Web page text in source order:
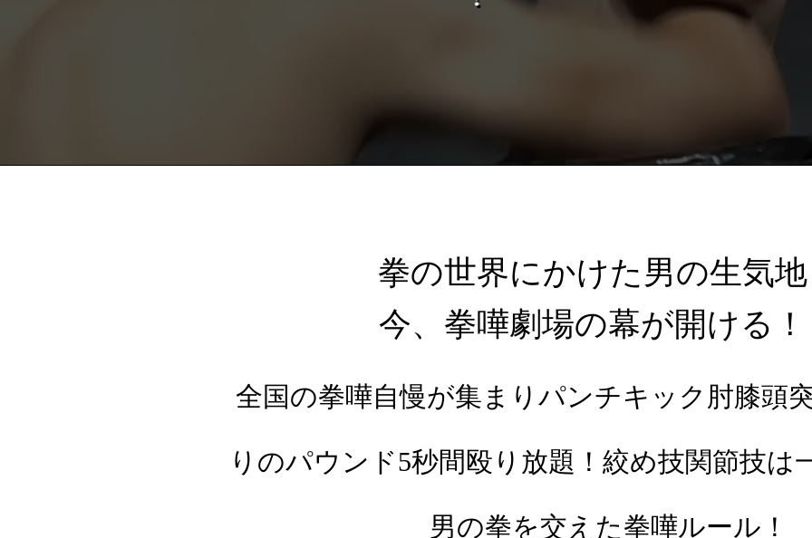
拳の世界にかけた男の生気地
今、拳嘩劇場の幕が開ける！
全国の拳嘩自慢が集まりパンチキック肘膝頭
りのパウンド5秒間殴り放題！絞め技関節技は
男の拳を交えた拳嘩ルール！